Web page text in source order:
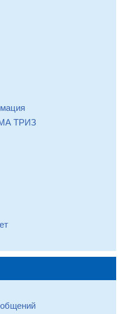
МА ТРИЗ